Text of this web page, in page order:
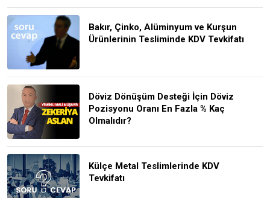
Bakır, Çinko, Alüminyum ve Kurşun
Ürünlerinin Tesliminde KDV Tevkifatı
Döviz Dönüşüm Desteği İçin Döviz
Pozisyonu Oranı En Fazla % Kaç
Olmalıdır?
Külçe Metal Teslimlerinde KDV
Tevkifatı